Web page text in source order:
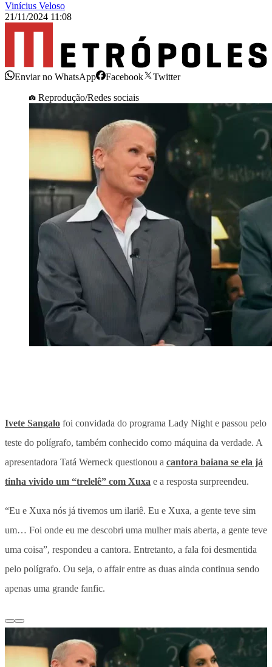
Vinícius Veloso
21/11/2024 11:08
Enviar no WhatsApp Facebook
Twitter
Reprodução/Redes sociais
Ivete Sangalo foi convidada do programa Lady Night e passou pelo
teste do polígrafo, também conhecido como máquina da verdade. A
apresentadora Tatá Werneck questionou a cantora baiana se ela já
tinha vivido um “trelelê” com Xuxa e a resposta surpreendeu.
“Eu e Xuxa nós já tivemos um ilariê. Eu e Xuxa, a gente teve sim
um… Foi onde eu me descobri uma mulher mais aberta, a gente teve
uma coisa”, respondeu a cantora. Entretanto, a fala foi desmentida
pelo polígrafo. Ou seja, o affair entre as duas ainda continua sendo
apenas uma grande fanfic.